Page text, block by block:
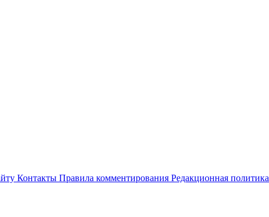
Контакты Правила комментирования Редакционная политика